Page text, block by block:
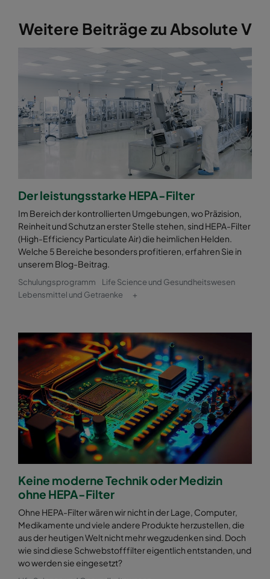
Weitere Beiträge zu Absolute V
Der leistungsstarke HEPA-Filter
Im Bereich der kontrollierten Umgebungen, wo Präzision,
Reinheit und Schutz an erster Stelle stehen, sind HEPA-Filter
(High-Efficiency Particulate Air) die heimlichen Helden.
Welche 5 Bereiche besonders profitieren, erfahren Sie in
unserem Blog-Beitrag.
Schulungsprogramm
Life Science und Gesundheitswesen
Lebensmittel und Getraenke
+
Keine moderne Technik oder Medizin
ohne HEPA-Filter
Ohne HEPA-Filter wären wir nicht in der Lage, Computer,
Medikamente und viele andere Produkte herzustellen, die
aus der heutigen Welt nicht mehr wegzudenken sind. Doch
wie sind diese Schwebstofffilter eigentlich entstanden, und
wo werden sie eingesetzt?